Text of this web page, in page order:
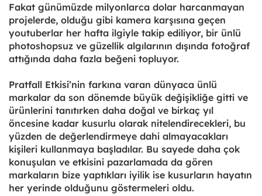
Fakat günümüzde milyonlarca dolar harcanmayan
projelerde, olduğu gibi kamera karşısına geçen
youtuberlar her hafta ilgiyle takip ediliyor, bir ünlü
photoshopsuz ve güzellik algılarının dışında fotoğraf
attığında daha fazla beğeni topluyor.
Pratfall Etkisi’nin farkına varan dünyaca ünlü
markalar da son dönemde büyük değişikliğe gitti ve
ürünlerini tanıtırken daha doğal ve birkaç yıl
öncesine kadar kusurlu olarak nitelendirecekleri, bu
yüzden de değerlendirmeye dahi almayacakları
kişileri kullanmaya başladılar. Bu sayede daha çok
konuşulan ve etkisini pazarlamada da gören
markaların bize yaptıkları iyilik ise kusurların hayatın
her yerinde olduğunu göstermeleri oldu.